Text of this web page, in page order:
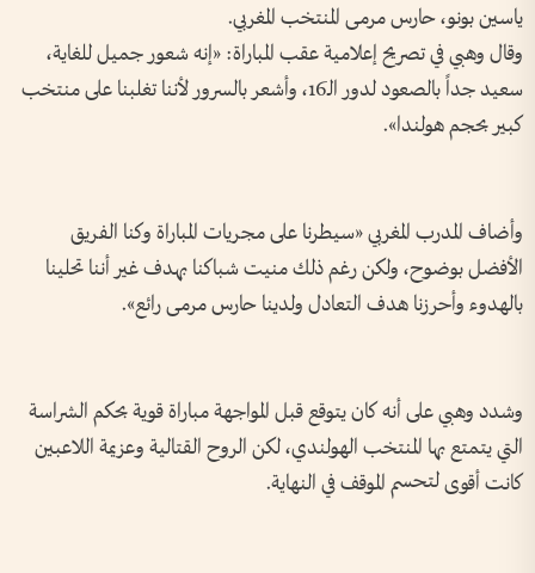
ياسين بونو، حارس مرمى المنتخب المغربي.
وقال وهبي في تصريح إعلامية عقب المباراة: «إنه شعور جميل للغاية،
سعيد جداً بالصعود لدور الـ16، وأشعر بالسرور لأننا تغلبنا على منتخب
كبير بحجم هولندا».
وأضاف المدرب المغربي «سيطرنا على مجريات المباراة وكنا الفريق
الأفضل بوضوح، ولكن رغم ذلك منيت شباكنا بهدف غير أننا تحلينا
بالهدوء وأحرزنا هدف التعادل ولدينا حارس مرمى رائع».
وشدد وهبي على أنه كان يتوقع قبل المواجهة مباراة قوية بحكم الشراسة
التي يتمتع بها المنتخب الهولندي، لكن الروح القتالية وعزيمة اللاعبين
كانت أقوى لتحسم الموقف في النهاية.